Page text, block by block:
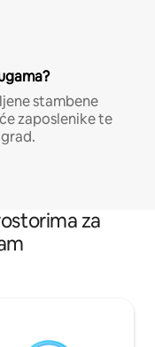
stambene
zaposlenike te
za